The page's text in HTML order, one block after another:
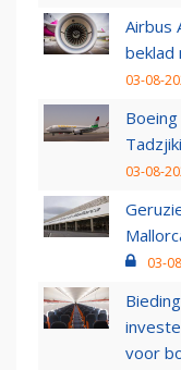
Airbus
03-08-
03-08-
03-
voor